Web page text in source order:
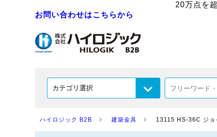
20万点を
お問い合わせはこちらから
ハイロジック B2B 建築金具 13115 HS-36C ジョ